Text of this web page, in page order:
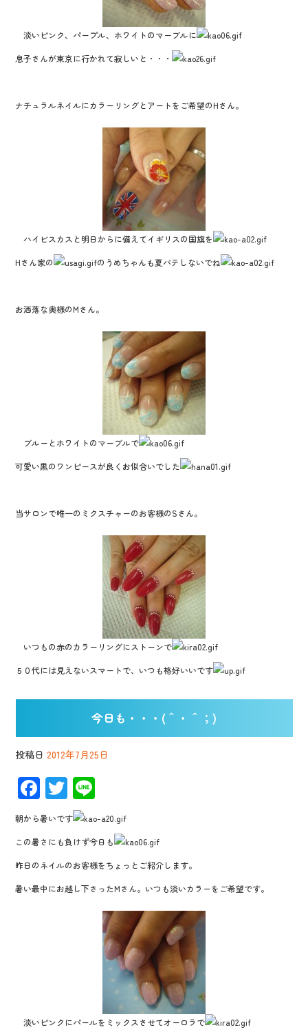
淡いピンク、パープル、ホワイトのマーブルに
息子さんが東京に行かれて寂しいと・・・
ナチュラルネイルにカラーリングとアートをご希望のHさん。
ハイビスカスと明日からに備えてイギリスの国旗を
Hさん家の
のうめちゃんも夏バテしないでね
お洒落な奥様のMさん。
ブルーとホワイトのマーブルで
可愛い黒のワンピースが良くお似合いでした
当サロンで唯一のミクスチャーのお客様のSさん。
いつもの赤のカラーリングにストーンで
５０代には見えないスマートで、いつも格好いいです
今日も・・・(＾・＾；)
投稿日 2012年7月25日
F
ac
e
b
o
o
T
wi
tt
er
n
e
朝から暑いです
この暑さにも負けず今日も
昨日のネイルのお客様をちょっとご紹介します。
暑い最中にお越し下さったMさん。いつも淡いカラーをご希望です。
淡いピンクにパールをミックスさせてオーロラで